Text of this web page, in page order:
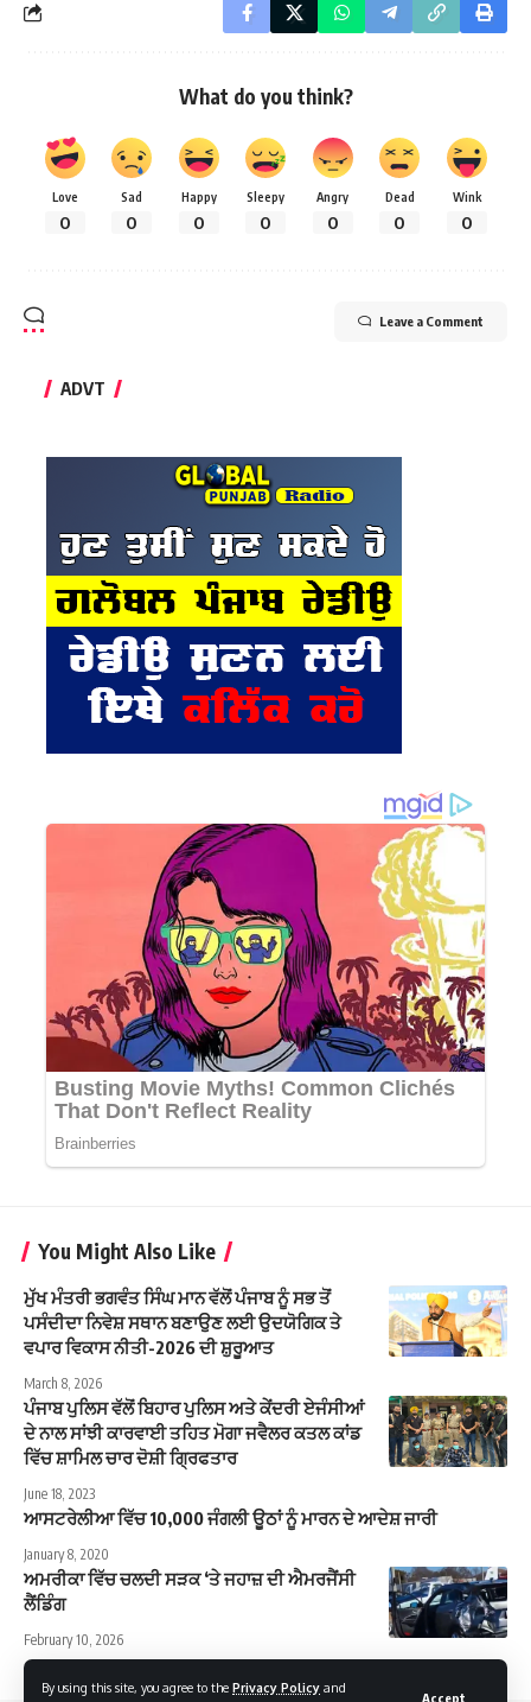
By using this site, you agree to the Privacy Policy and
Accept
What do you think?
Love
0
Sad
0
Happy
0
Sleepy
0
Angry
0
Dead
0
Wink
0
Leave a Comment
ADVT
You Might Also Like
ਮੁੱਖ ਮੰਤਰੀ ਭਗਵੰਤ ਸਿੰਘ ਮਾਨ ਵੱਲੋਂ ਪੰਜਾਬ ਨੂੰ ਸਭ ਤੋਂ
ਪਸੰਦੀਦਾ ਨਿਵੇਸ਼ ਸਥਾਨ ਬਣਾਉਣ ਲਈ ਉਦਯੋਗਿਕ ਤੇ
ਵਪਾਰ ਵਿਕਾਸ ਨੀਤੀ-2026 ਦੀ ਸ਼ੁਰੂਆਤ
March 8, 2026
ਪੰਜਾਬ ਪੁਲਿਸ ਵੱਲੋਂ ਬਿਹਾਰ ਪੁਲਿਸ ਅਤੇ ਕੇਂਦਰੀ ਏਜੰਸੀਆਂ
ਦੇ ਨਾਲ ਸਾਂਝੀ ਕਾਰਵਾਈ ਤਹਿਤ ਮੋਗਾ ਜਵੈਲਰ ਕਤਲ ਕਾਂਡ
ਵਿੱਚ ਸ਼ਾਮਿਲ ਚਾਰ ਦੋਸ਼ੀ ਗ੍ਰਿਫਤਾਰ
June 18, 2023
ਆਸਟਰੇਲੀਆ ਵਿੱਚ 10,000 ਜੰਗਲੀ ਊਠਾਂ ਨੂੰ ਮਾਰਨ ਦੇ ਆਦੇਸ਼ ਜਾਰੀ
January 8, 2020
ਅਮਰੀਕਾ ਵਿੱਚ ਚਲਦੀ ਸੜਕ ‘ਤੇ ਜਹਾਜ਼ ਦੀ ਐਮਰਜੈਂਸੀ
ਲੈਂਡਿੰਗ
February 10, 2026